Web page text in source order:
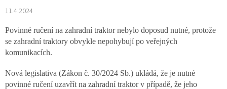
11.4.2024
Povinné ručení na zahradní traktor nebylo doposud nutné, protože
se zahradní traktory obvykle nepohybují po veřejných
komunikacích.
Nová legislativa (Zákon č. 30/2024 Sb.) ukládá, že je nutné
povinné ručení uzavřít na zahradní traktor v případě, že jeho